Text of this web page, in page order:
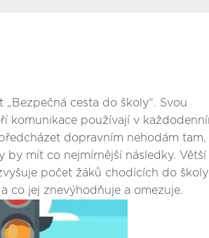
cesta do školy“. Svou
komunikace používají v
dopravním nehodám tam,
mít co nejmírnější následky. Větší
počet žáků chodících do školy
co jej znevýhodňuje a omezuje.